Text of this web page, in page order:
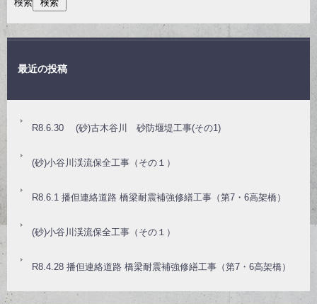
検索
最近の投稿
R8.6.30 (砂)古木谷川 砂防堰堤工事(その1)
(砂)小谷川渓流保全工事（その１）
R8.6.1 播但連絡道路 橋梁耐震補強修繕工事（第7・6高架橋）
(砂)小谷川渓流保全工事（その１）
R8.4.28 播但連絡道路 橋梁耐震補強修繕工事（第7・6高架橋）